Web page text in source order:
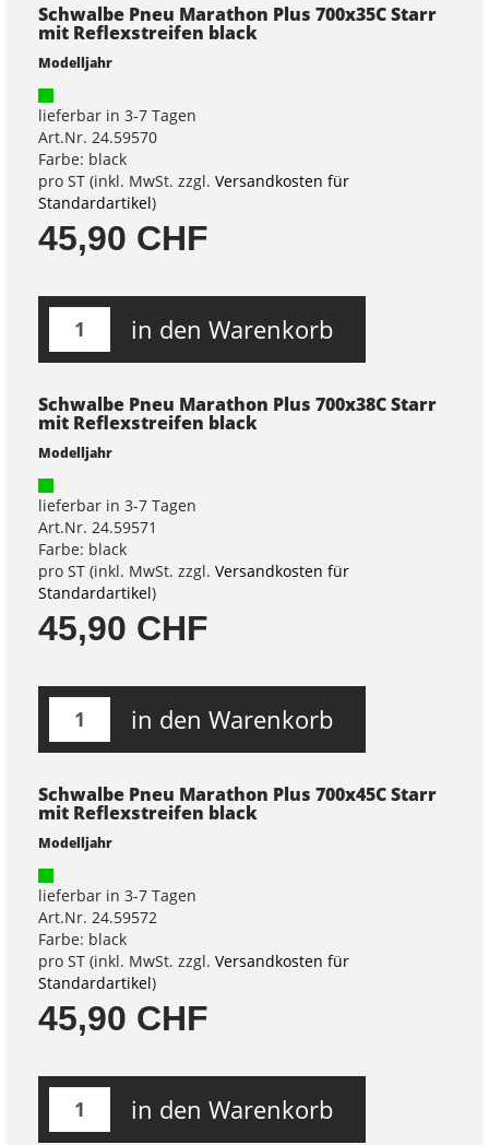
Schwalbe Pneu Marathon Plus 700x35C Starr
mit Reflexstreifen black
Modelljahr
lieferbar in 3-7 Tagen
Art.Nr. 24.59570
Farbe: black
pro ST (inkl. MwSt. zzgl. Versandkosten für
Standardartikel)
45,90 CHF
in den Warenkorb
Schwalbe Pneu Marathon Plus 700x38C Starr
mit Reflexstreifen black
Modelljahr
lieferbar in 3-7 Tagen
Art.Nr. 24.59571
Farbe: black
pro ST (inkl. MwSt. zzgl. Versandkosten für
Standardartikel)
45,90 CHF
in den Warenkorb
Schwalbe Pneu Marathon Plus 700x45C Starr
mit Reflexstreifen black
Modelljahr
lieferbar in 3-7 Tagen
Art.Nr. 24.59572
Farbe: black
pro ST (inkl. MwSt. zzgl. Versandkosten für
Standardartikel)
45,90 CHF
in den Warenkorb